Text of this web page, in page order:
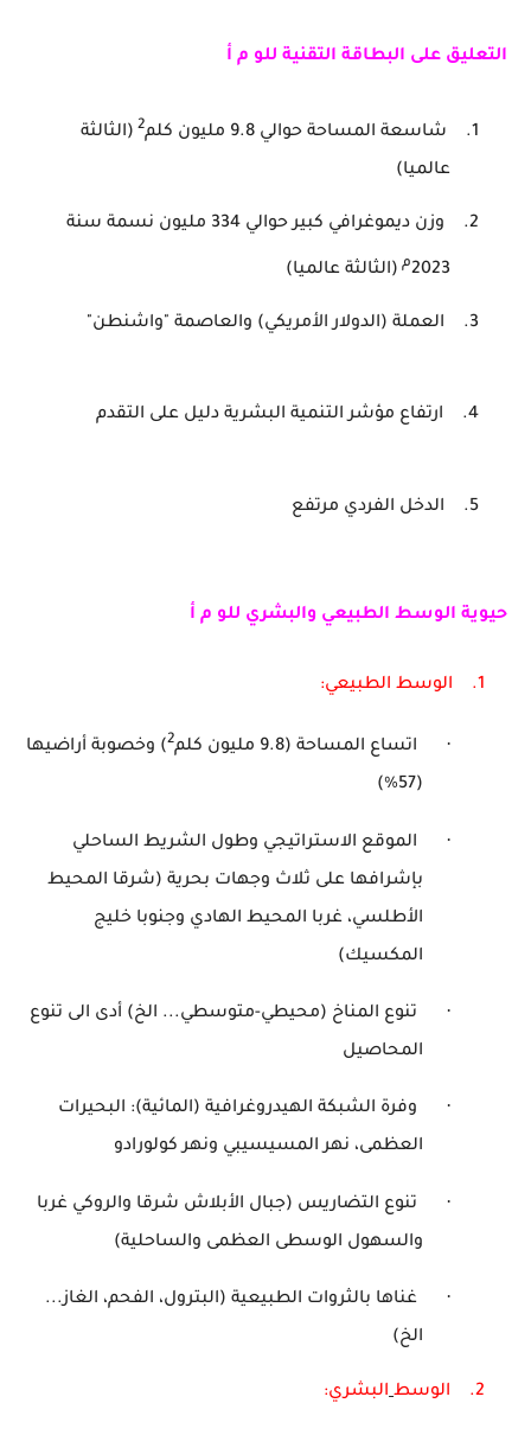
التعليق على البطاقة التقنية للو م أ
1. شاسعة المساحة حوالي 9.8 مليون كلم 2 (الثالثة
عالميا)
2. وزن ديموغرافي كبير حوالي 334 مليون نسمة سنة
2023م (الثالثة عالميا)
3. العملة (الدولار الأمريكي) والعاصمة "واشنطن"
4. ارتفاع مؤشر التنمية البشرية دليل على التقدم
5. الدخل الفردي مرتفع
حيوية الوسط الطبيعي والبشري للو م أ
1. الوسط الطبيعي:
· اتساع المساحة (9.8 مليون كلم 2) وخصوبة أراضيها
(57
%
)
·
الموقع الاستراتيجي وطول الشريط الساحلي
بإشرافها على ثلاث وجهات بحرية (شرقا المحيط
الأطلسي، غربا المحيط الهادي وجنوبا خليج
المكسيك)
·
تنوع المناخ (محيطي-متوسطي... الخ) أدى الى تنوع
المحاصيل
·
وفرة الشبكة الهيدروغرافية (المائية): البحيرات
العظمى، نهر المسيسيبي ونهر كولورادو
·
تنوع التضاريس (جبال الأبلاش شرقا والروكي غربا
والسهول الوسطى العظمى والساحلية)
·
غناها بالثروات الطبيعية (البترول، الفحم، الغاز...
الخ)
2. الوسط البشري: